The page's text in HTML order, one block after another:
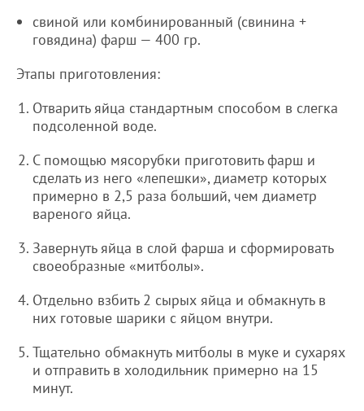
свиной или комбинированный (свинина +
говядина) фарш — 400 гр.
Этапы приготовления:
Отварить яйца стандартным способом в слегка
подсоленной воде.
С помощью мясорубки приготовить фарш и
сделать из него «лепешки», диаметр которых
примерно в 2,5 раза больший, чем диаметр
вареного яйца.
Завернуть яйца в слой фарша и сформировать
своеобразные «митболы».
Отдельно взбить 2 сырых яйца и обмакнуть в
них готовые шарики с яйцом внутри.
Тщательно обмакнуть митболы в муке и сухарях
и отправить в холодильник примерно на 15
минут.